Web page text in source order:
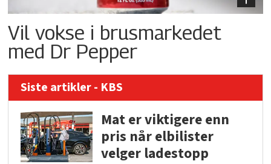
Vil vokse i brusmarkedet
med Dr Pepper
Siste artikler - KBS
Mat er viktigere enn
pris når elbilister
velger ladestopp